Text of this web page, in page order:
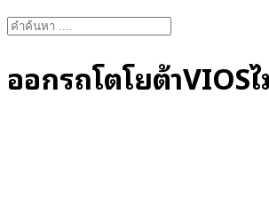
Search
ออกรถโตโยต้าVIOS